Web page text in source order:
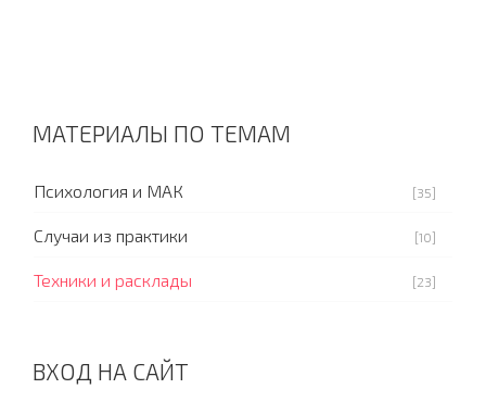
МАТЕРИАЛЫ ПО ТЕМАМ
Психология и МАК [35]
Случаи из практики [10]
Техники и расклады [23]
ВХОД НА САЙТ